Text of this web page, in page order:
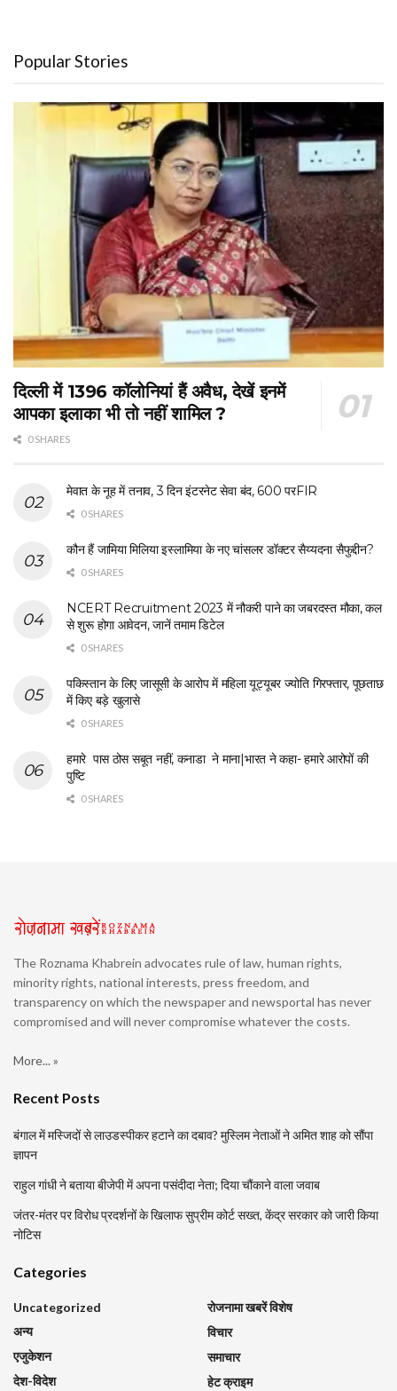
Popular Stories
दिल्ली में 1396 कॉलोनियां हैं अवैध, देखें इनमें
आपका इलाका भी तो नहीं शामिल ?
0 SHARES
मेवात के नूह में तनाव, 3 दिन इंटरनेट सेवा बंद, 600 परFIR
0 SHARES
कौन हैं जामिया मिलिया इस्लामिया के नए चांसलर डॉक्टर सैय्यदना सैफुद्दीन?
0 SHARES
NCERT Recruitment 2023 में नौकरी पाने का जबरदस्त मौका, कल
से शुरू होगा आवेदन, जानें तमाम डिटेल
0 SHARES
पकिस्तान के लिए जासूसी के आरोप में महिला यूट्यूबर ज्योति गिरफ्तार, पूछताछ
में किए बड़े खुलासे
0 SHARES
हमारे पास ठोस सबूत नहीं, कनाडा ने माना|भारत ने कहा- हमारे आरोपों की
पुष्टि
0 SHARES
The Roznama Khabrein advocates rule of law, human rights,
minority rights, national interests, press freedom, and
transparency on which the newspaper and newsportal has never
compromised and will never compromise whatever the costs.
More... »
Recent Posts
बंगाल में मस्जिदों से लाउडस्पीकर हटाने का दबाव? मुस्लिम नेताओं ने अमित शाह को सौंपा
ज्ञापन
राहुल गांधी ने बताया बीजेपी में अपना पसंदीदा नेता; दिया चौंकाने वाला जवाब
जंतर-मंतर पर विरोध प्रदर्शनों के खिलाफ सुप्रीम कोर्ट सख्त, केंद्र सरकार को जारी किया
नोटिस
Categories
Uncategorized
अन्य
एजुकेशन
देश-विदेश
रोजनामा खबरें विशेष
विचार
समाचार
हेट क्राइम